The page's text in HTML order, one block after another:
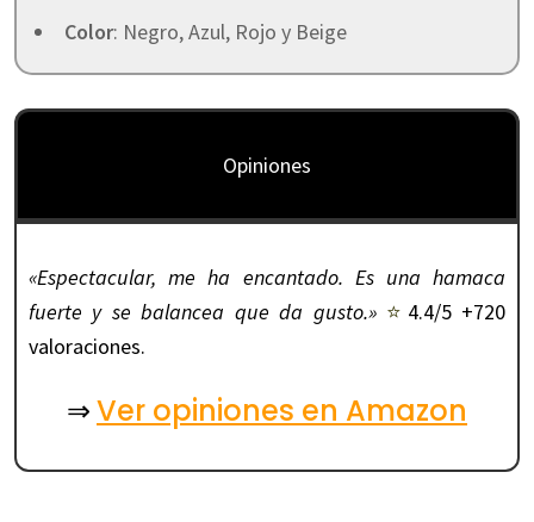
Color: Negro, Azul, Rojo y Beige
Opiniones
«Espectacular, me ha encantado. Es una hamaca
fuerte y se balancea que da gusto.» ⭐ 4.4/5 +720
valoraciones.
⇒Ver opiniones en Amazon